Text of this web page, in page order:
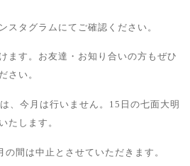
タグラムにてご確認ください。
ます。お友達・お知り合いの方もぜひ
さい。
、今月は行いません。15日の七面大明
たします。
間は中止とさせていただきます。